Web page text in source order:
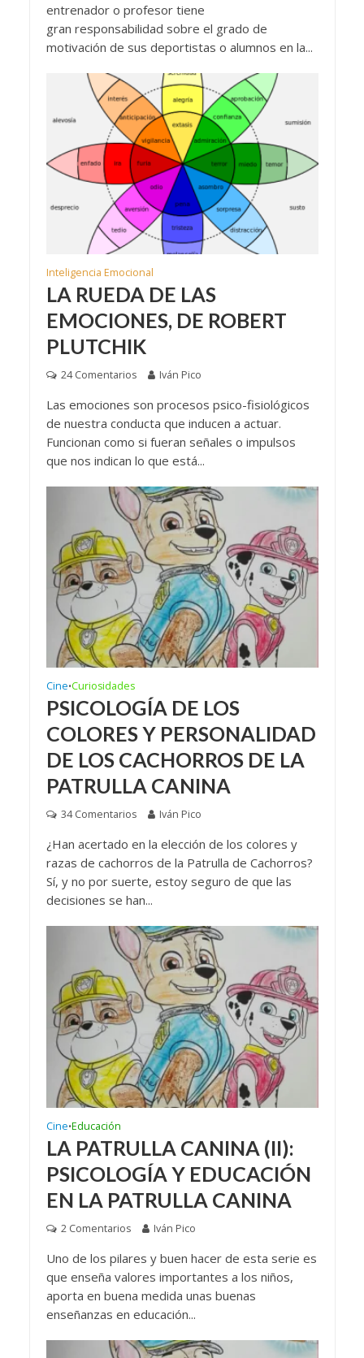
entrenador o profesor tiene
gran responsabilidad sobre el grado de
motivación de sus deportistas o alumnos en la...
Inteligencia Emocional
LA RUEDA DE LAS
EMOCIONES, DE ROBERT
PLUTCHIK
24 Comentarios Iván Pico
Las emociones son procesos psico-fisiológicos
de nuestra conducta que inducen a actuar.
Funcionan como si fueran señales o impulsos
que nos indican lo que está...
Cine•Curiosidades
PSICOLOGÍA DE LOS
COLORES Y PERSONALIDAD
DE LOS CACHORROS DE LA
PATRULLA CANINA
34 Comentarios Iván Pico
¿Han acertado en la elección de los colores y
razas de cachorros de la Patrulla de Cachorros?
Sí, y no por suerte, estoy seguro de que las
decisiones se han...
Cine•Educación
LA PATRULLA CANINA (II):
PSICOLOGÍA Y EDUCACIÓN
EN LA PATRULLA CANINA
2 Comentarios Iván Pico
Uno de los pilares y buen hacer de esta serie es
que enseña valores importantes a los niños,
aporta en buena medida unas buenas
enseñanzas en educación...